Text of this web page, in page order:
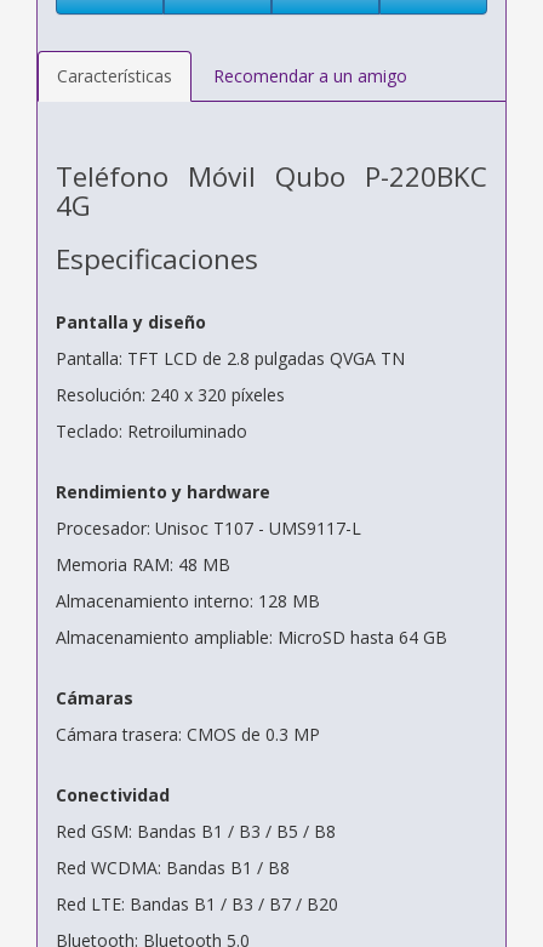
Características Recomendar a un amigo
Teléfono Móvil Qubo P-220BKC
4G
Especificaciones
Pantalla y diseño
Pantalla: TFT LCD de 2.8 pulgadas QVGA TN
Resolución: 240 x 320 píxeles
Teclado: Retroiluminado
Rendimiento y hardware
Procesador: Unisoc T107 - UMS9117-L
Memoria RAM: 48 MB
Almacenamiento interno: 128 MB
Almacenamiento ampliable: MicroSD hasta 64 GB
Cámaras
Cámara trasera: CMOS de 0.3 MP
Conectividad
Red GSM: Bandas B1 / B3 / B5 / B8
Red WCDMA: Bandas B1 / B8
Red LTE: Bandas B1 / B3 / B7 / B20
Bluetooth: Bluetooth 5.0